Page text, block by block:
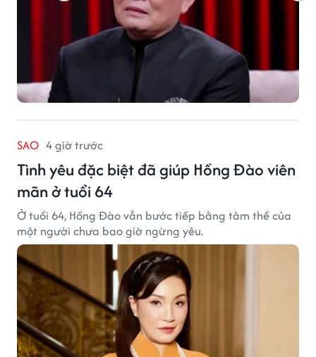
SAO 4 giờ trước
Tình yêu đặc biệt đã giúp Hồng Đào viên
mãn ở tuổi 64
Ở tuổi 64, Hồng Đào vẫn bước tiếp bằng tâm thế của
một người chưa bao giờ ngừng yêu.